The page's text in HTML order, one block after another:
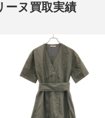
ーヌ買取実績
セリーヌ フィービーファイロ コットン
ベルテッドラップワンピース 2
6AF9/326B
詳しく見る